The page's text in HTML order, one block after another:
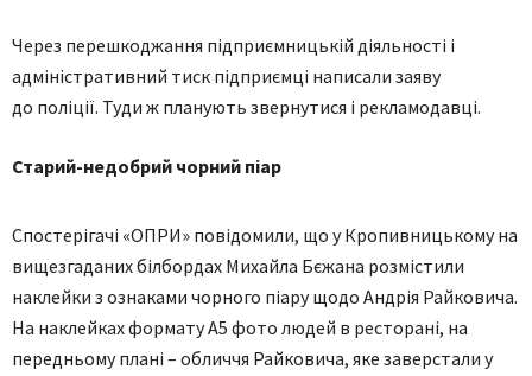
Через перешкоджання підприємницькій діяльності і
адміністративний тиск підприємці написали заяву
до поліції. Туди ж планують звернутися і рекламодавці.
Старий-недобрий чорний піар
Спостерігачі «ОПРИ» повідомили, що у Кропивницькому на
вищезгаданих білбордах Михайла Бєжана розмістили
наклейки з ознаками чорного піару щодо Андрія Райковича.
На наклейках формату А5 фото людей в ресторані, на
передньому плані – обличчя Райковича, яке заверстали у